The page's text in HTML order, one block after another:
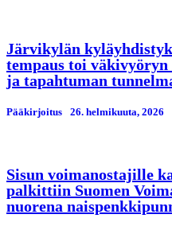
Järvikylän
tempaus toi
ja tapahtuman
Pääkirjoitus 26. helmikuuta, 2026
Sisun voimanostajille
palkittiin Suomen
nuorena